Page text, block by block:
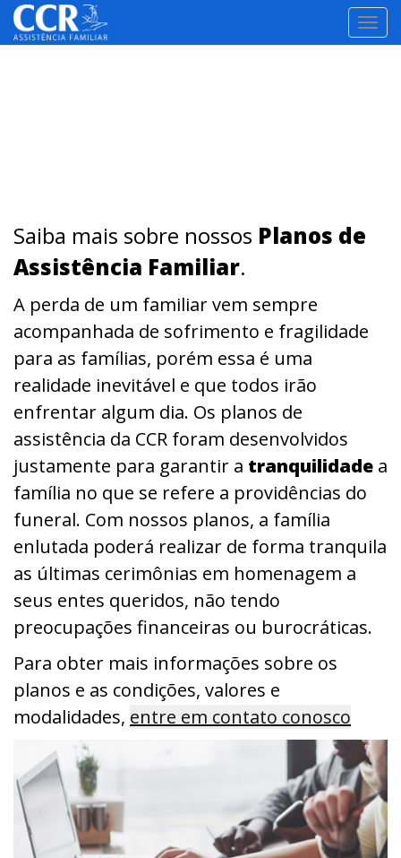
Saiba mais sobre nossos Planos de
Assistência Familiar.
A perda de um familiar vem sempre
acompanhada de sofrimento e fragilidade
para as famílias, porém essa é uma
realidade inevitável e que todos irão
enfrentar algum dia. Os planos de
assistência da CCR foram desenvolvidos
justamente para garantir a tranquilidade a
família no que se refere a providências do
funeral. Com nossos planos, a família
enlutada poderá realizar de forma tranquila
as últimas cerimônias em homenagem a
seus entes queridos, não tendo
preocupações financeiras ou burocráticas.
Para obter mais informações sobre os
planos e as condições, valores e
modalidades, entre em contato conosco